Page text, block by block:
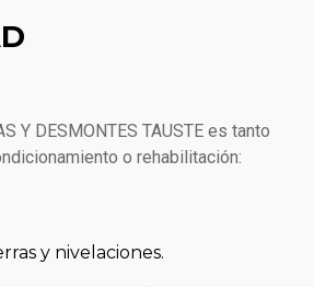
Y DESMONTES TAUSTE es tanto
o rehabilitación:
y nivelaciones.